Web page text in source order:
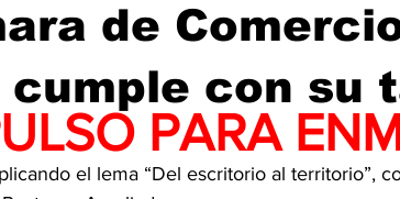
de
cumple con su
PARA
el lema “Del escritorio al territorio”,